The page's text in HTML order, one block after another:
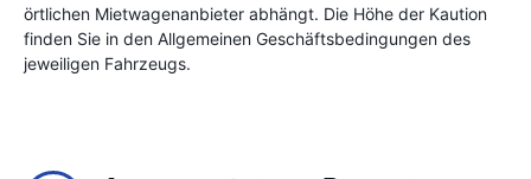
örtlichen Mietwagenanbieter abhängt. Die Höhe der Kaution
finden Sie in den Allgemeinen Geschäftsbedingungen des
jeweiligen Fahrzeugs.